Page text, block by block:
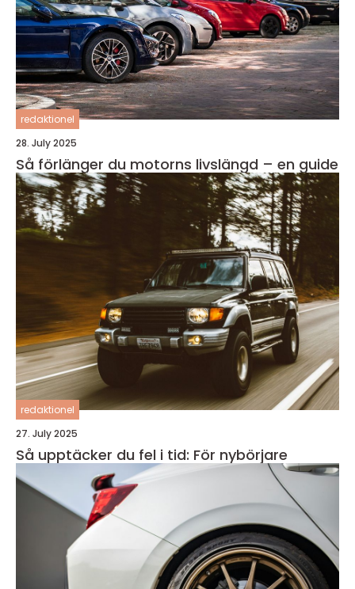
redaktionel
28. July 2025
Så förlänger du motorns livslängd – en guide
redaktionel
27. July 2025
Så upptäcker du fel i tid: För nybörjare